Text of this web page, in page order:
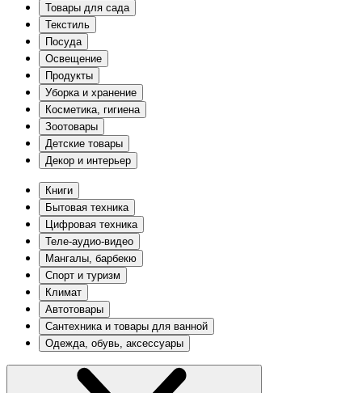
Товары для сада
Текстиль
Посуда
Освещение
Продукты
Уборка и хранение
Косметика, гигиена
Зоотовары
Детские товары
Декор и интерьер
Книги
Бытовая техника
Цифровая техника
Теле-аудио-видео
Мангалы, барбекю
Спорт и туризм
Климат
Автотовары
Сантехника и товары для ванной
Одежда, обувь, аксессуары